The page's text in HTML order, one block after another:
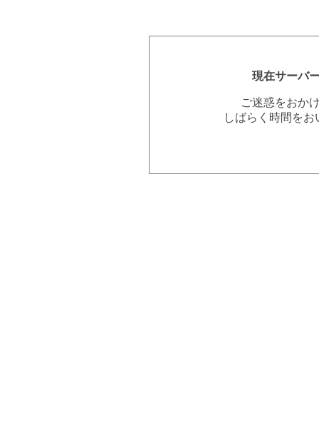
現在サーバ
ご迷惑をおか
しばらく時間を